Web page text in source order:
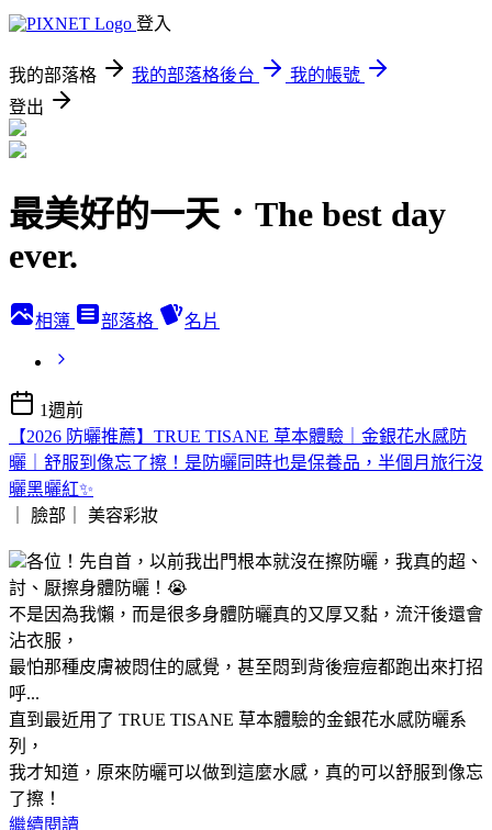
登入
我的部落格 我的部落格後台
我的帳號
登出
最美好的一天．The best day
ever.
相簿 部落格 名片
1週前
【2026 防曬推薦】TRUE TISANE 草本體驗｜金銀花水感防
曬｜舒服到像忘了擦！是防曬同時也是保養品，半個月旅行沒
曬黑曬紅✨
｜ 臉部｜ 美容彩妝
各位！先自首，以前我出門根本就沒在擦防曬，我真的超、
討、厭擦身體防曬！😭
不是因為我懶，而是很多身體防曬真的又厚又黏，流汗後還會
沾衣服，
最怕那種皮膚被悶住的感覺，甚至悶到背後痘痘都跑出來打招
呼...
直到最近用了 TRUE TISANE 草本體驗的金銀花水感防曬系
列，
我才知道，原來防曬可以做到這麼水感，真的可以舒服到像忘
了擦！
繼續閱讀